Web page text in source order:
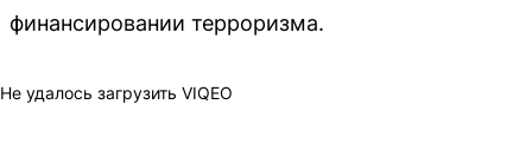
финансировании терроризма.
Не удалось загрузить VIQEO